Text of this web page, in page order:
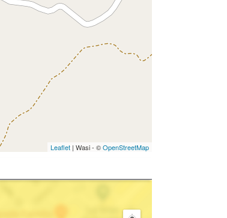
Leaflet | Wasi - ©OpenStreetMap